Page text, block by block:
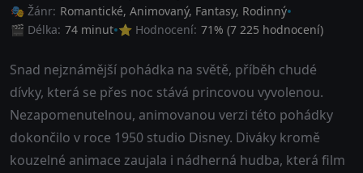
🎭 Žánr: Romantické, Animovaný, Fantasy, Rodinný
🎬 Délka: 74 minut ⭐ Hodnocení: 71% (7 225 hodnocení)
Snad nejznámější pohádka na světě, příběh chudé
dívky, která se přes noc stává princovou vyvolenou.
Nezapomenutelnou, animovanou verzi této pohádky
dokončilo v roce 1950 studio Disney. Diváky kromě
kouzelné animace zaujala i nádherná hudba, která film